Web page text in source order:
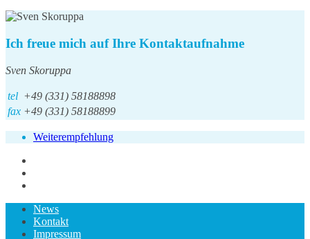
Ich freue mich auf Ihre Kontaktaufnahme
Sven Skoruppa
tel +49 (331) 58188898
fax +49 (331) 58188899
Weiterempfehlung
News
Kontakt
Impressum